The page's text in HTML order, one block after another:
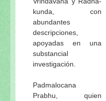
kunda, con
abundantes
descripciones,
apoyadas en una
substancial
investigación.
Padmalocana
Prabhu, quien